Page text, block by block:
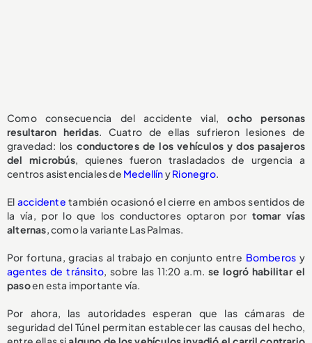
Como consecuencia del accidente vial,ocho personas
resultaron heridas. Cuatro de ellas sufrieron lesiones de
gravedad: los conductores de los vehículos y dos pasajeros
del microbús, quienes fueron trasladados de urgencia a
centros asistenciales de MedellínyRionegro.
El accidente también ocasionó el cierre en ambos sentidos de
la vía, por lo que los conductores optaron por tomar vías
alternas, como la variante Las Palmas.
Por fortuna, gracias al trabajo en conjunto entre Bomberos y
agentes de tránsito, sobre las 11:20 a.m. se logró habilitar el
pasoen esta importante vía.
Por ahora, las autoridades esperan que las cámaras de
seguridad del Túnel permitan establecer las causas del hecho,